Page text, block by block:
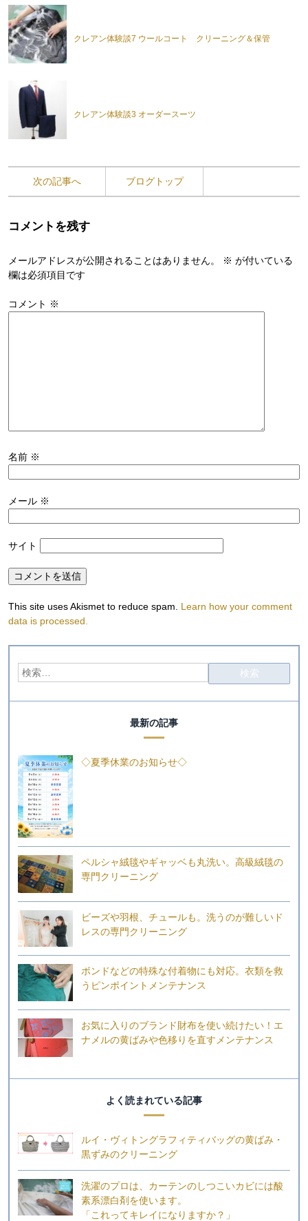
クレアン体験談7 ウールコート クリーニング＆保管
クレアン体験談3 オーダースーツ
次の記事へ ブログトップ
コメントを残す
メールアドレスが公開されることはありません。 ※ が付いている
欄は必須項目です
コメント ※
名前 ※
メール ※
サイト
This site uses Akismet to reduce spam. Learn how your comment
data is processed.
最新の記事
◇夏季休業のお知らせ◇
ペルシャ絨毯やギャッベも丸洗い。高級絨毯の
専門クリーニング
ビーズや羽根、チュールも。洗うのが難しいド
レスの専門クリーニング
ボンドなどの特殊な付着物にも対応。衣類を救
うピンポイントメンテナンス
お気に入りのブランド財布を使い続けたい！エ
ナメルの黄ばみや色移りを直すメンテナンス
よく読まれている記事
ルイ・ヴィトングラフィティバッグの黄ばみ・
黒ずみのクリーニング
洗濯のプロは、カーテンのしつこいカビには酸
素系漂白剤を使います。
「これってキレイになりますか？」